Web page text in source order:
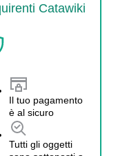
Catawiki
Il tuo pagamento
è al sicuro
Tutti gli oggetti